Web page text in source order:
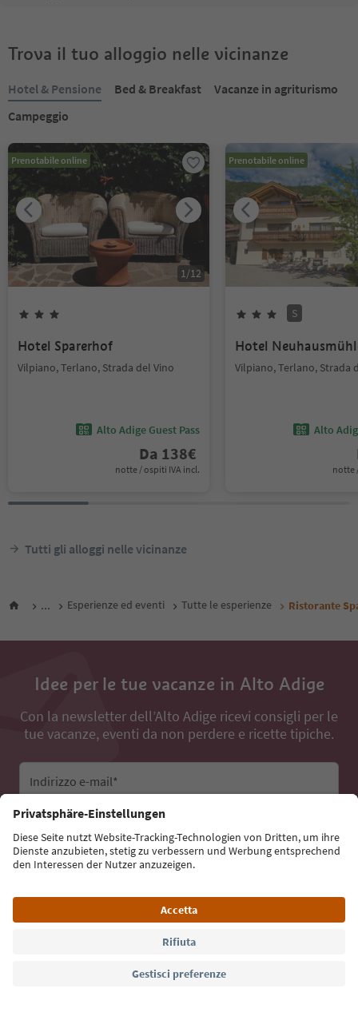
Trova il tuo alloggio nelle vicinanze
Hotel & Pensione Bed & Breakfast
Vacanze in agriturismo
Campeggio
Prenotabile online
1/12
Hotel Sparerhof
Vilpiano, Terlano, Strada del Vino
Alto Adige Guest Pass
Da 138€
notte / ospiti IVA incl.
Prenotabile online
S
Hotel
Vilpiano, Terlano, Strada
Alto
notte
Tutti gli alloggi nelle vicinanze
... Esperienze ed eventi Tutte le esperienze Ristorante
Idee per le tue vacanze in Alto Adige
Con la newsletter dell’Alto Adige ricevi consigli per le
tue vacanze, eventi da non perdere e ricette tipiche.
Indirizzo e-mail*
Iscriviti alla newsletter